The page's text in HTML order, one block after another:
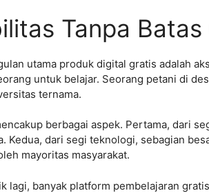
Tanpa
utama produk digital gratis adalah
untuk belajar. Seorang petani di
ternama.
berbagai aspek. Pertama, dari
Kedua, dari segi teknologi, sebagian
mayoritas masyarakat.
lagi, banyak platform pembelajaran